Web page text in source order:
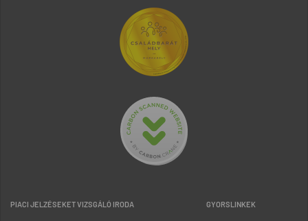
PIACI JELZÉSEKET VIZSGÁLÓ IRODA GYORSLINKEK